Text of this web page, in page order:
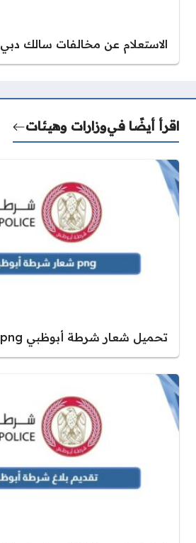
الاستعلام عن مخالفات سالك دبي
اقرأ أيضًا فيوزارات وهيئات
تحميل شعار شرطة أبوظبي png بجودة عالية